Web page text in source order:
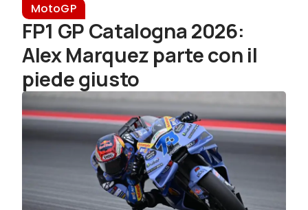
MotoGP
FP1 GP Catalogna 2026:
Alex Marquez parte con il
piede giusto